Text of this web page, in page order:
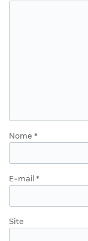
Nome *
E-mail *
Site